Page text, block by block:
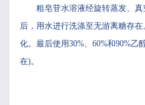
粗皂苷水溶液经旋转蒸发、真
后，用水进行洗涤至无游离糖
化。最后使用30%、60%和
在)。